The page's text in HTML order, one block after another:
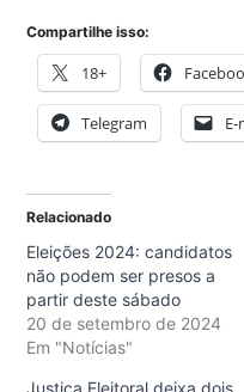
Compartilhe isso:
18+
Telegram
Relacionado
Eleições 2024: candidatos
não podem ser presos a
partir deste sábado
20 de setembro de 2024
Em "Notícias"
Justiça Eleitoral deixa dois